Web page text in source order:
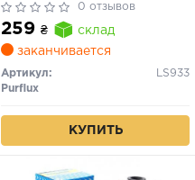
0 отзывов
259 ₴
склад
заканчивается
Артикул:
LS933
Purflux
КУПИТЬ